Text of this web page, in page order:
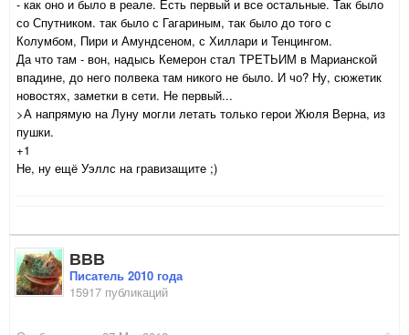
- как оно и было в реале. Есть первый и все остальные. Так было
со Спутником. так было с Гагариным, так было до того с
Колумбом, Пири и Амундсеном, с Хиллари и Тенцингом.
Да что там - вон, надысь Кемерон стал ТРЕТЬИМ в Марианской
впадине, до него полвека там никого не было. И чо? Ну, сюжетик
новостях, заметки в сети. Не первый...
>А напрямую на Луну могли летать только герои Жюля Верна, из
пушки.
+1
Не, ну ещё Уэллс на гравизащите ;)
ВВВ
Писатель 2010 года
15917 публикаций